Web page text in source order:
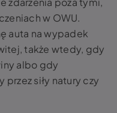
w OWU.
auta na wypadek
także wtedy, gdy
albo gdy
siły natury czy